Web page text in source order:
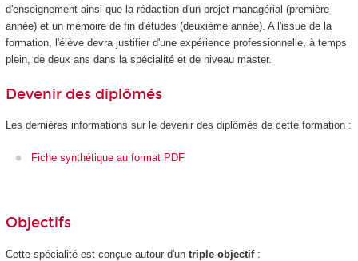
d'enseignementainsi que la rédaction d'un projet managérial (première
année) et un mémoire de fin d'études (deuxième année). A l'issue de la
formation, l'élève devra justifier d'une expérience professionnelle, à temps
plein, de deux ans dans la spécialité et de niveau master.
Devenir des diplômés
Les dernières informations sur le devenir des diplômés de cette formation :
Fiche synthétique au format PDF
Objectifs
Cette spécialité est conçue autour d'un triple objectif: